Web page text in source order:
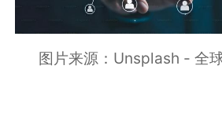
图片来源：Unsplash - 全